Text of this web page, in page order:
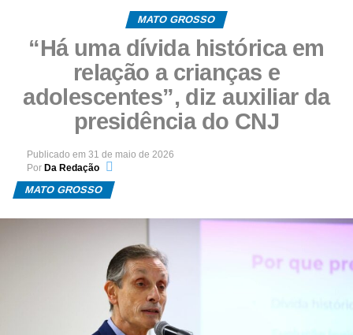
MATO GROSSO
“Há uma dívida histórica em
relação a crianças e
adolescentes”, diz auxiliar da
presidência do CNJ
Publicado em 31 de maio de 2026
Por Da Redação
MATO GROSSO